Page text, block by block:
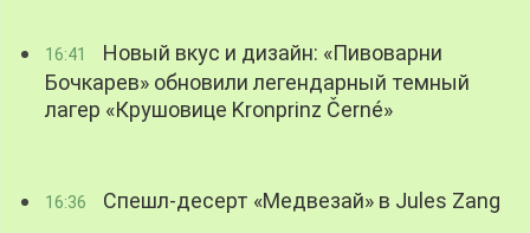
16:41
Новый вкус и дизайн: «Пивоварни
Бочкарев» обновили легендарный темный
лагер «Крушовице Kronprinz Černé»
16:36 Спешл-десерт «Медвезай» в Jules Zang